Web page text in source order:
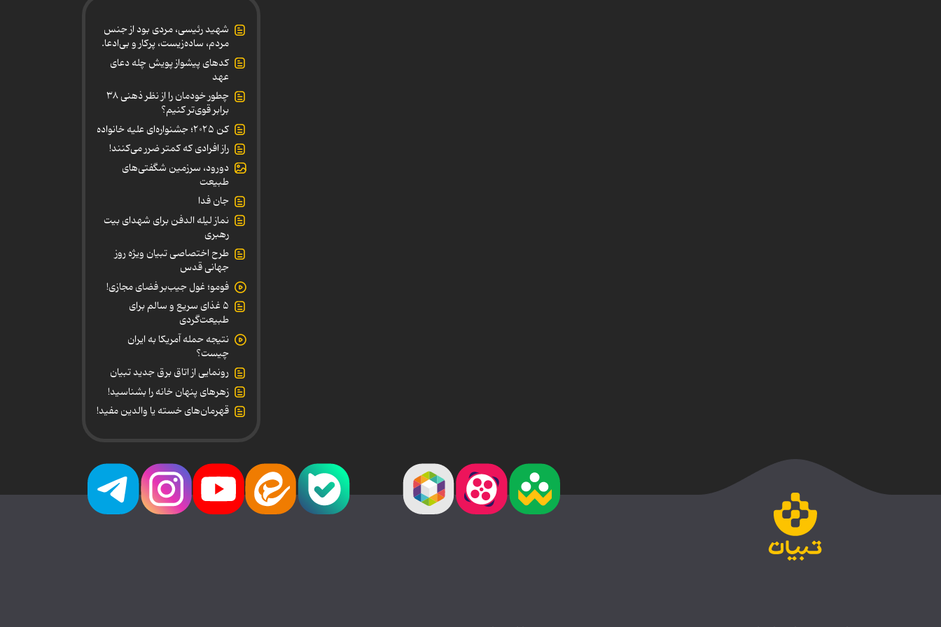
شهید رئیسی، مردی بود از جنس
مردم، ساده‌زیست، پرکار و بی‌ادعا.
کدهای پیشواز پویش چله دعای
عهد
چطور خودمان را از نظر ذهنی ۳۸
برابر قوی‌تر کنیم؟
کن ۲۰۲۵؛ جشنواره‌ای علیه خانواده
راز افرادی که کمتر ضرر می‌کنند!
دورود، سرزمین شگفتی‌های
طبیعت
جان فدا
نماز لیله الدفن برای شهدای بیت
رهبری
طرح اختصاصی تبیان ویژه روز
جهانی قدس
فومو؛ غول جیب‌بر فضای مجازی!
۵ غذای سریع و سالم برای
طبیعت‌گردی
نتیجه حمله آمریکا به ایران
چیست؟
رونمایی از اتاق برق جدید تبیان
زهرهای پنهان خانه را بشناسید!
قهرمان‌های خسته یا والدین مفید!